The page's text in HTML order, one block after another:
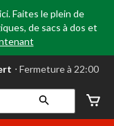
Faites le plein de
de sacs à dos et
⋅ Fermeture à 22:00